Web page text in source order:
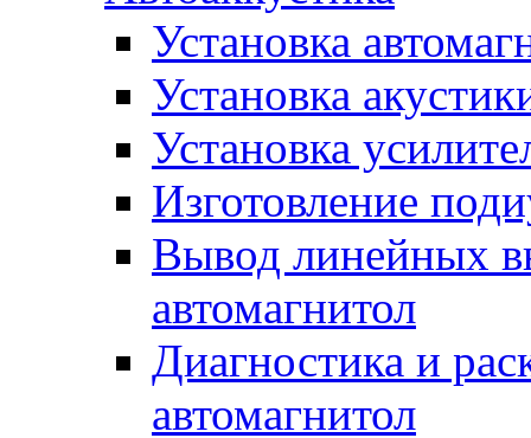
Установка
Установка
Установка
Изготовление
Вывод линейных
автомагнитол
Диагностика и
автомагнитол